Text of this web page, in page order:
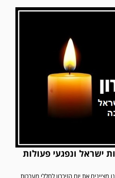
ישראל ונפגעי פעולות
מציינים את יום הזיכרון לחללי מערכות